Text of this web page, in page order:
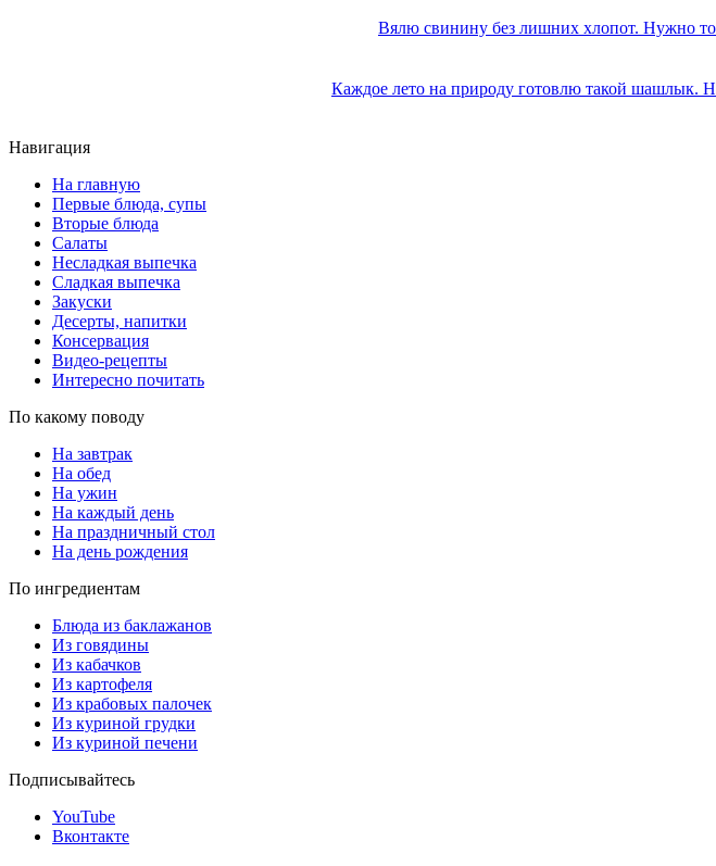
Вялю свинину без лишних хлопот. Нужно
Каждое лето на природу готовлю такой шашлык.
Навигация
На главную
Первые блюда, супы
Вторые блюда
Салаты
Несладкая выпечка
Сладкая выпечка
Закуски
Десерты, напитки
Консервация
Видео-рецепты
Интересно почитать
По какому поводу
На завтрак
На обед
На ужин
На каждый день
На праздничный стол
На день рождения
По ингредиентам
Блюда из баклажанов
Из говядины
Из кабачков
Из картофеля
Из крабовых палочек
Из куриной грудки
Из куриной печени
Подписывайтесь
YouTube
Вконтакте